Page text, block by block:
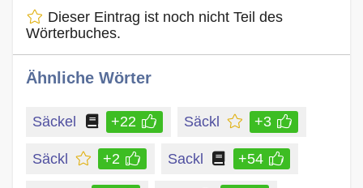
Dieser Eintrag ist noch nicht Teil des
Wörterbuches.
Ähnliche Wörter
Säckel +22 Säckl +3
Säckl +2 Sackl +54